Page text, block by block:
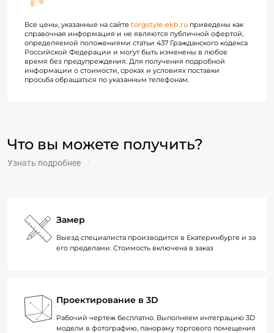
Все цены, указанные на сайте torgstyle-ekb.ru приведены как
справочная информация и не являются публичной офертой,
определяемой положениями статьи 437 Гражданского кодекса
Российской Федерации и могут быть изменены в любое
время без предупреждения. Для получения подробной
информации о стоимости, сроках и условиях поставки
просьба обращаться по указанным телефонам.
Что вы можете получить?
Узнать подробнее
Замер
Выезд специалиста производится в Екатеринбурге и за
его пределами. Стоимость включена в заказ
Проектирование в 3D
Рабочий чертеж бесплатно. Выполняем интеграцию 3D
модели в фотографию, панораму торгового помещения